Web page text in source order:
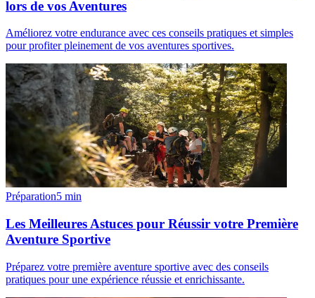
lors de vos Aventures
Améliorez votre endurance avec ces conseils pratiques et simples
pour profiter pleinement de vos aventures sportives.
Préparation5 min
Les Meilleures Astuces pour Réussir votre Première
Aventure Sportive
Préparez votre première aventure sportive avec des conseils
pratiques pour une expérience réussie et enrichissante.